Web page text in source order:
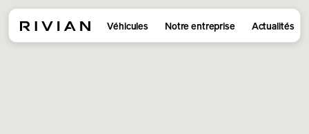
Véhicules Notre entreprise Actualités